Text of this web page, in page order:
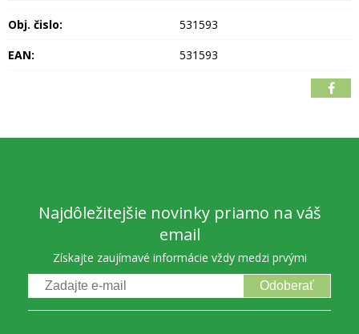
Obj. čislo:
531593
EAN:
531593
Najdôležitejšie novinky priamo na váš
email
Získajte zaujímavé informácie vždy medzi prvými
Odoberať